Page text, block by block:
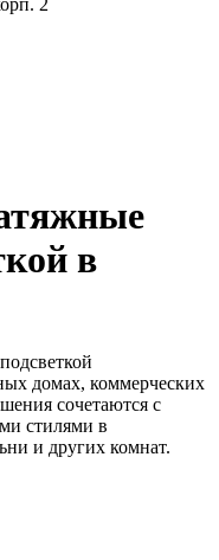
2
в
домах, коммерческих
сочетаются с
стилями в
и других комнат.